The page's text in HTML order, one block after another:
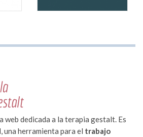
web dedicada a la terapia gestalt. Es
, una herramienta para el trabajo